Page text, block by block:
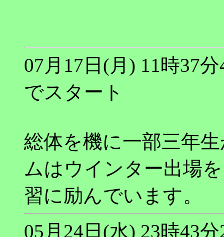
07月17日(月) 11時37
でスタート
総体を機に一部三年
ムはウインター出場
習に励んでいます。
05月24日(水) 23時